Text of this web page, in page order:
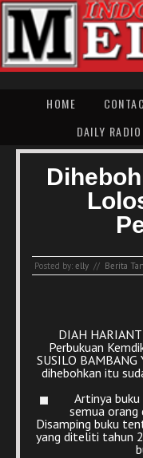
HOME
DAILY RADIO
Posted by: elly // Berita
DIAH
Perbukuan
SUSILO BAMBANG
dihebohkan itu
Artinya
semua orang
Disamping buku
yang diteliti tahun